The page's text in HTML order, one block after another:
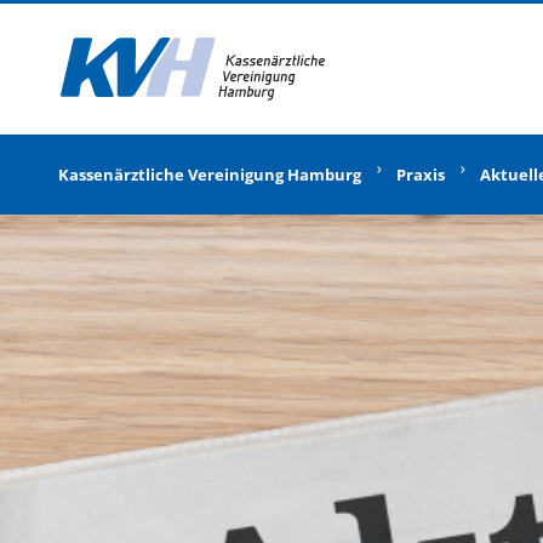
Kassenärztliche Vereinigung Hamburg Praxis